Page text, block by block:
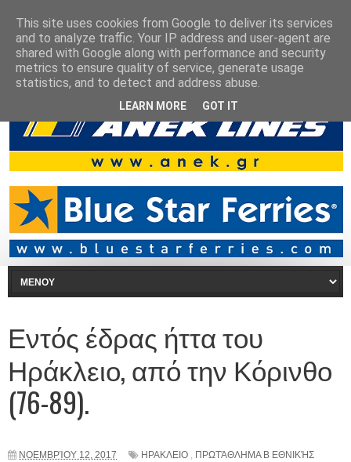
Εντός έδρας ήττα του
Ηράκλειο, από την Κόρινθο
(76-89).
ΝΟΕΜΒΡΊΟΥ 12, 2017 ΗΡΑΚΛΕΙΟ , ΠΡΩΤΆΘΛΗΜΑ Β ΕΘΝΙΚΉΣ
This site uses cookies from Google to deliver its services
and to analyze traffic. Your IP address and user-agent are
shared with Google along with performance and security
metrics to ensure quality of service, generate usage
statistics, and to detect and address abuse.
LEARN MORE GOT IT